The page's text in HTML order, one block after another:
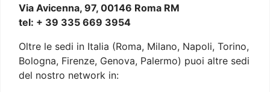
Via Avicenna, 97, 00146 Roma RM
tel: + 39 335 669 3954
Oltre le sedi in Italia (Roma, Milano, Napoli, Torino,
Bologna, Firenze, Genova, Palermo) puoi altre sedi
del nostro network in: